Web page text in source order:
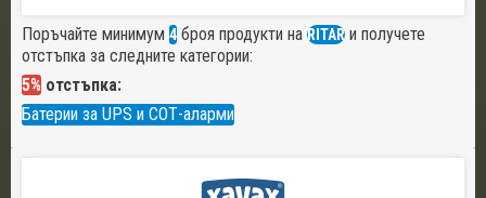
Поръчайте минимум 4 броя продукти на RITAR и получете
отстъпка за следните категории:
5% отстъпка:
Батерии за UPS и СОТ-аларми